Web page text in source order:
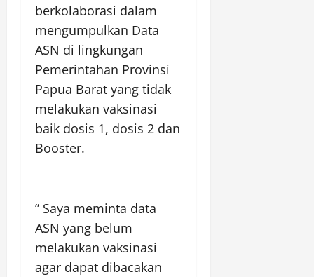
berkolaborasi dalam
mengumpulkan Data
ASN di lingkungan
Pemerintahan Provinsi
Papua Barat yang tidak
melakukan vaksinasi
baik dosis 1, dosis 2 dan
Booster.
” Saya meminta data
ASN yang belum
melakukan vaksinasi
agar dapat dibacakan